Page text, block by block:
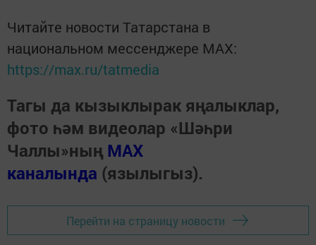
Читайте новости Татарстана в
национальном мессенджере MАХ:
https://max.ru/tatmedia
Тагы да кызыклырак яңалыклар,
фото һәм видеолар «Шәһри
Чаллы»ның MAX
каналында (язылыгыз).
Перейти на страницу новости